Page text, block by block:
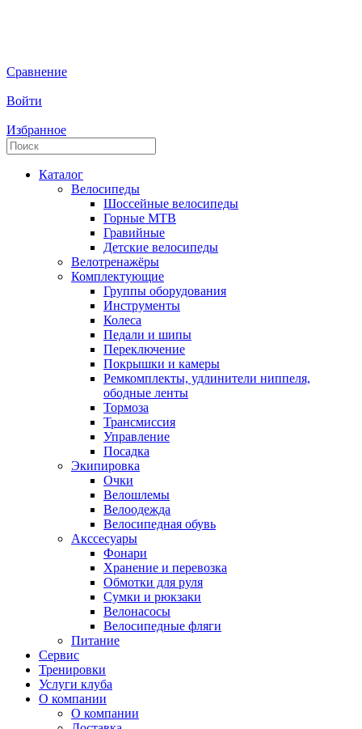
Сравнение
Войти
Избранное
Каталог
Велосипеды
Шоссейные велосипеды
Горные МTB
Гравийные
Детские велосипеды
Велотренажёры
Комплектующие
Группы оборудования
Инструменты
Колеса
Педали и шипы
Переключение
Покрышки и камеры
Ремкомплекты, удлинители ниппеля,
ободные ленты
Тормоза
Трансмиссия
Управление
Посадка
Экипировка
Очки
Велошлемы
Велоодежда
Велосипедная обувь
Акссесуары
Фонари
Хранение и перевозка
Обмотки для руля
Сумки и рюкзаки
Велонасосы
Велосипедные фляги
Питание
Сервис
Тренировки
Услуги клуба
О компании
О компании